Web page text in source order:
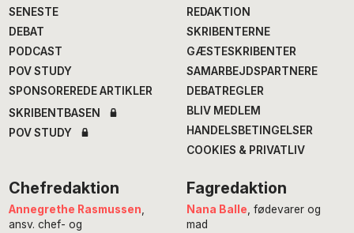
SENESTE
DEBAT
PODCAST
POV STUDY
SPONSOREREDE ARTIKLER
SKRIBENTBASEN
POV STUDY
REDAKTION
SKRIBENTERNE
GÆSTESKRIBENTER
SAMARBEJDSPARTNERE
DEBATREGLER
BLIV MEDLEM
HANDELSBETINGELSER
COOKIES & PRIVATLIV
Chefredaktion
Annegrethe Rasmussen,
ansv. chef- og
Fagredaktion
Nana Balle, fødevarer og
mad